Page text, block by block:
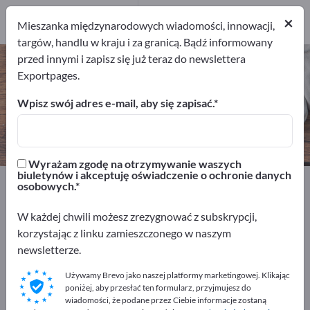
Kuchenki mikrofalowe – znajdź
producentów i dostawców
2
2
Exportpages
Gospodarstwo domowe i mieszkanie
Reklamuj się bezpłatnie w serwisie
Exportpages!
Szukaj – Oferty – Towary używane – Kontakty biznesowe
>> zacznij tutaj
×
Mieszanka międzynarodowych wiadomości, innowacji,
targów, handlu w kraju i za granicą. Bądź informowany
przed innymi i zapisz się już teraz do newslettera
Exportpages.
Wpisz swój adres e-mail, aby się zapisać.
Wyrażam zgodę na otrzymywanie waszych
biuletynów i akceptuję oświadczenie o ochronie danych
osobowych.
W każdej chwili możesz zrezygnować z subskrypcji,
korzystając z linku zamieszczonego w naszym
newsletterze.
Używamy Brevo jako naszej platformy marketingowej. Klikając
poniżej, aby przesłać ten formularz, przyjmujesz do
wiadomości, że podane przez Ciebie informacje zostaną